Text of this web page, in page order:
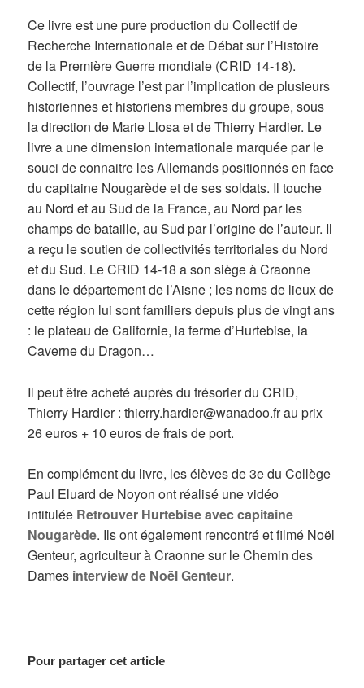
Ce livre est une pure production du Collectif de
Recherche Internationale et de Débat sur l’Histoire
de la Première Guerre mondiale (CRID 14-18).
Collectif, l’ouvrage l’est par l’implication de plusieurs
historiennes et historiens membres du groupe, sous
la direction de Marie Llosa et de Thierry Hardier. Le
livre a une dimension internationale marquée par le
souci de connaitre les Allemands positionnés en face
du capitaine Nougarède et de ses soldats. Il touche
au Nord et au Sud de la France, au Nord par les
champs de bataille, au Sud par l’origine de l’auteur. Il
a reçu le soutien de collectivités territoriales du Nord
et du Sud. Le CRID 14-18 a son siège à Craonne
dans le département de l’Aisne ; les noms de lieux de
cette région lui sont familiers depuis plus de vingt ans
: le plateau de Californie, la ferme d’Hurtebise, la
Caverne du Dragon…
Il peut être acheté auprès du trésorier du CRID,
Thierry Hardier : thierry.hardier@wanadoo.fr au prix
26 euros + 10 euros de frais de port.
En complément du livre, les élèves de 3e du Collège
Paul Eluard de Noyon ont réalisé une vidéo
intitulée Retrouver Hurtebise avec capitaine
Nougarède. Ils ont également rencontré et filmé Noël
Genteur, agriculteur à Craonne sur le Chemin des
Dames interview de Noël Genteur.
Pour partager cet article